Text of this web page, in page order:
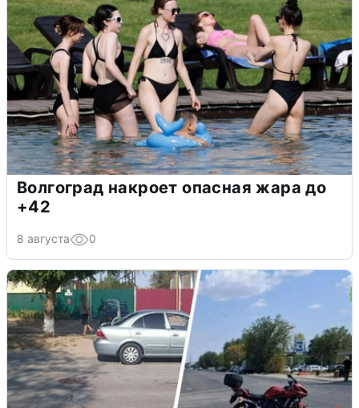
Волгоград накроет опасная жара до
+42
8 августа 0